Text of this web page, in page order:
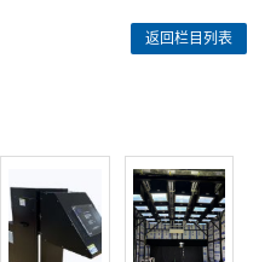
返回栏目列表